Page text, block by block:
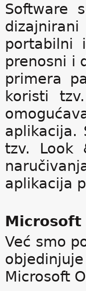
Software
portabilni
prenosni i
primera
koristi
aplikacija.
tzv. Look
aplikacija
Microsoft
Već smo
Microsoft